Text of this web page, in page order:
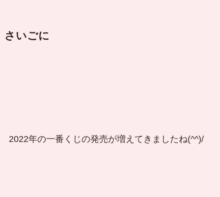
さいごに
2022年の一番くじの発売が増えてきましたね(^^)/